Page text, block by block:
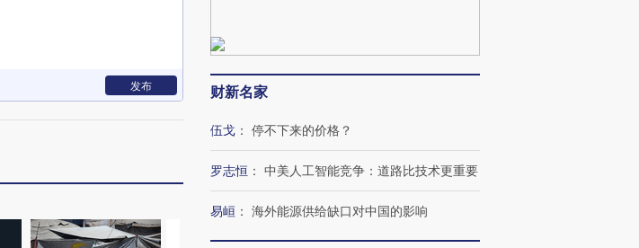
发布 财新名家
伍戈 ： 停不下来的价格？
罗志恒 ： 中美人工智能竞争：道路比技术更重要
易峘 ： 海外能源供给缺口对中国的影响